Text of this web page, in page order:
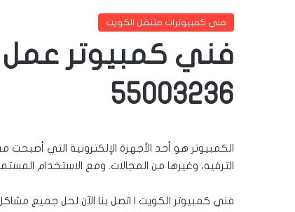
فني كمبيوترات متنقل الكويت
فني كمبيوتر عمل
55003236
الكمبيوتر هو أحد الأجهزة الإلكترونية التي
الترفيه، وغيرها من المجالات. ومع الاستخدام
فني كمبيوتر الكويت | اتصل بنا الآن لحل جميع